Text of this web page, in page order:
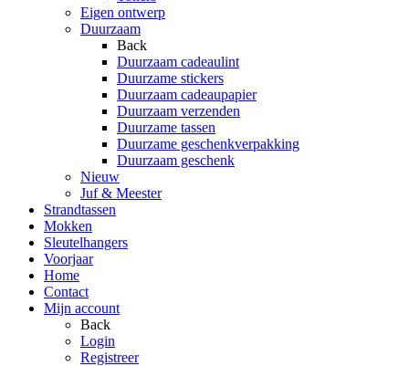
Eigen ontwerp
Duurzaam
Back
Duurzaam cadeaulint
Duurzame stickers
Duurzaam cadeaupapier
Duurzaam verzenden
Duurzame tassen
Duurzame geschenkverpakking
Duurzaam geschenk
Nieuw
Juf & Meester
Strandtassen
Mokken
Sleutelhangers
Voorjaar
Home
Contact
Mijn account
Back
Login
Registreer